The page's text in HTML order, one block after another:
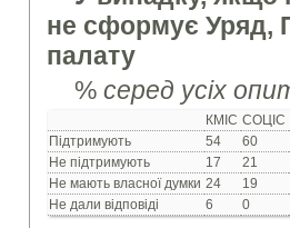
не сформує Уряд,
палату
%серед усіх
КМІС СОЦІС
Підтримують
54 60
Не підтримують
17 21
Не мають власної думки 24 19
Не дали відповіді
6 0